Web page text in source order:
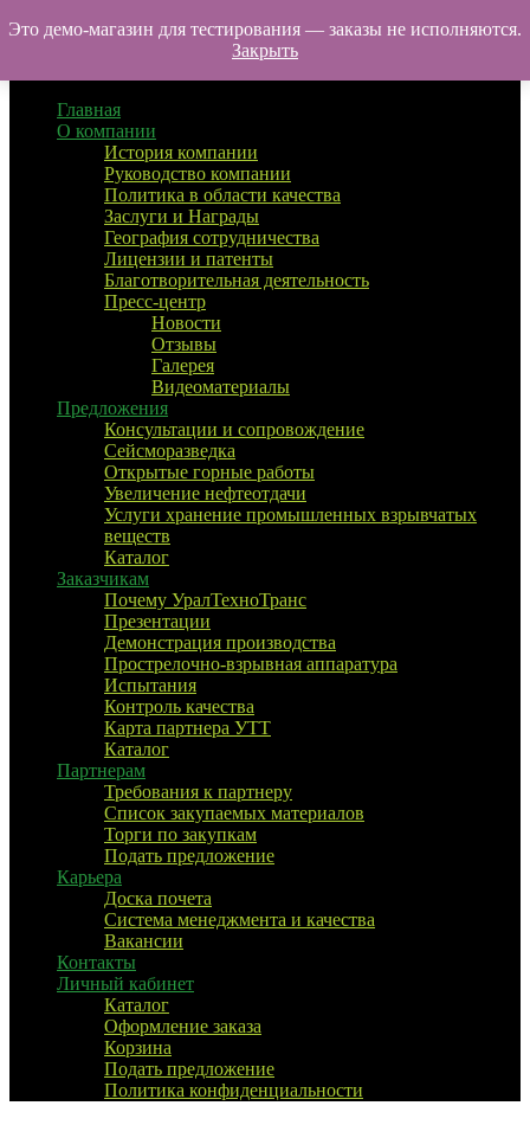
Перейти
УралТехноТранс
Главная
О компании
История компании
Руководство компании
Политика в области качества
Заслуги и Награды
География сотрудничества
Лицензии и патенты
Благотворительная деятельность
Пресс-центр
Новости
Отзывы
Галерея
Видеоматериалы
Предложения
Консультации и сопровождение
Сейсморазведка
Открытые горные работы
Увеличение нефтеотдачи
Услуги хранение промышленных взрывчатых
веществ
Каталог
Заказчикам
Почему УралТехноТранс
Презентации
Демонстрация производства
Прострелочно-взрывная аппаратура
Испытания
Контроль качества
Карта партнера УТТ
Каталог
Партнерам
Требования к партнеру
Список закупаемых материалов
Торги по закупкам
Подать предложение
Карьера
Доска почета
Система менеджмента и качества
Вакансии
Контакты
Личный кабинет
Каталог
Оформление заказа
Корзина
Подать предложение
Политика конфиденциальности
Это демо-магазин для тестирования — заказы не исполняются.
Закрыть